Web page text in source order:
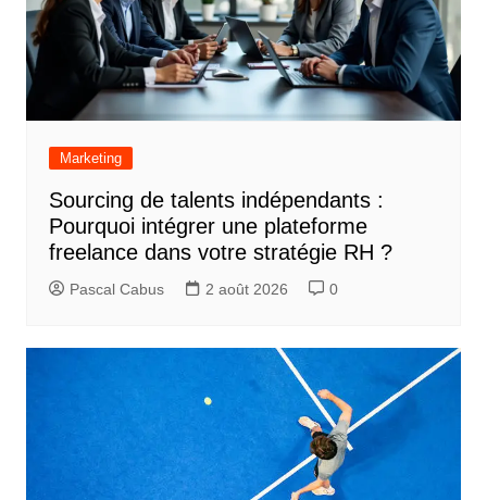
Marketing
Sourcing de talents indépendants :
Pourquoi intégrer une plateforme
freelance dans votre stratégie RH ?
Pascal Cabus 2 août 2026 0